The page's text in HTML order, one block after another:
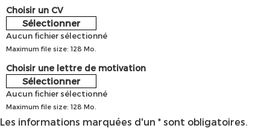
Choisir un CV
Sélectionner
Aucun fichier sélectionné
Maximum file size: 128 Mo.
Choisir une lettre de motivation
Sélectionner
Aucun fichier sélectionné
Maximum file size: 128 Mo.
Les informations marquées d'un * sont obligatoires.